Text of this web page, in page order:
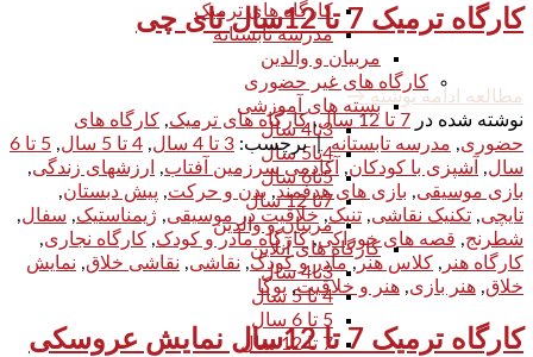
کارگاه های ترمیک
مدرسه تابستانه
مربیان و والدین
کارگاه های غیر حضوری
بسته های آموزشی
3تا4 سال
4تا5 سال
5تا6 سال
7تا 12 سال
مربیان و والدین
کارگاه های آنلاین
3تا4 سال
4 تا 5 سال
5 تا 6 سال
7 تا 12 سال
کارگاه ترمیک 7 تا 12سال تای چی
مطالعه ادامه نوشته→
نوشته شده در 7 تا 12 سال ,کارگاه های ترمیک, کارگاه های
حضوری, مدرسه تابستانه | برچسب: 3 تا 4 سال , 4 تا 5 سال ,
5 تا 6
سال, آشپزی با کودکان, آکادمی سرزمین آفتاب, ارزشهای زندگی,
بازی موسیقی, بازی های هدفمند,بدن و حرکت, پیش دبستان,
تایچی, تکنیک نقاشی, تنبک,خلاقیت در موسیقی, ژیمناستیک, سفال,
شطرنج, قصه های خوراکی,کارگاه مادر و کودک, کارگاه نجاری,
کارگاه هنر , کلاس هنر,مادر و کودک, نقاشی, نقاشی خلاق, نمایش
خلاق, هنر بازی, هنر و خلاقیت,یوگا
کارگاه ترمیک 7 تا 12سال نمایش عروسکی